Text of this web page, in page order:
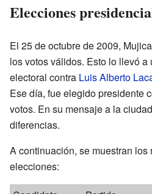
Elecciones
El 25 de octubre de 2009,
los votos válidos. Esto lo llevó
electoral contra Luis Alberto
Ese día, fue elegido presidente
votos. En su mensaje a la
diferencias.
A continuación, se muestran los
elecciones: